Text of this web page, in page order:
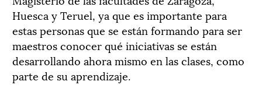
Huesca y Teruel, ya que es importante para
estas personas que se están formando para ser
maestros conocer qué iniciativas se están
desarrollando ahora mismo en las clases, como
parte de su aprendizaje.